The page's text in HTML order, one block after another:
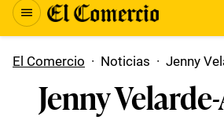
El Comercio · Noticias · Jenny
Jenny